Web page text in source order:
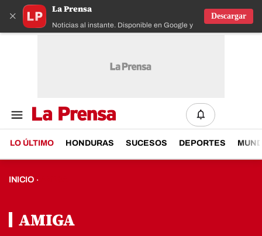
×
La Prensa
Noticias al instante. Disponible en Google y IOS
Descargar
LO ÚLTIMO HONDURAS SUCESOS DEPORTES
INICIO ·
AMIGA